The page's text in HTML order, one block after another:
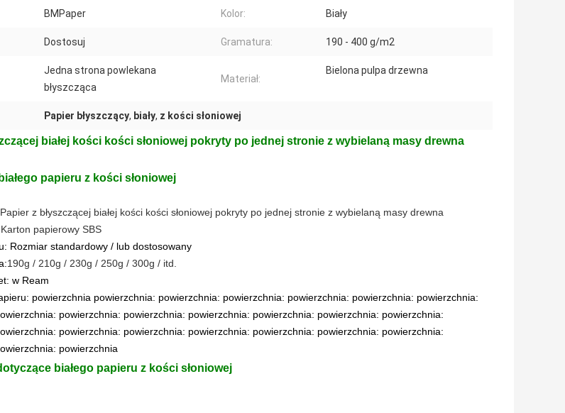
BMPaper Kolor: Biały
Dostosuj Gramatura: 190 - 400 g/m2
Jedna strona powlekana
błyszcząca
Materiał:
Bielona pulpa drzewna
Papier błyszczący, biały, z kości słoniowej
białej kości kości słoniowej pokryty po jednej stronie z wybielaną masy drewna
papieru z kości słoniowej
Papier z błyszczącej białej kości kości słoniowej pokryty po jednej stronie z wybielaną masy drewna
Karton papierowy SBS
Rozmiar standardowy / lub dostosowany
190g / 210g / 230g / 250g / 300g / itd.
w Ream
powierzchnia powierzchnia: powierzchnia: powierzchnia: powierzchnia: powierzchnia: powierzchnia:
powierzchnia: powierzchnia: powierzchnia: powierzchnia: powierzchnia: powierzchnia:
powierzchnia: powierzchnia: powierzchnia: powierzchnia: powierzchnia: powierzchnia:
powierzchnia
białego papieru z kości słoniowej